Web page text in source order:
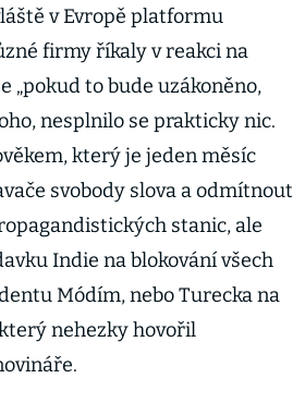
v Evropě platformu
firmy říkaly v reakci na
„pokud to bude uzákoněno,
nesplnilo se prakticky nic.
který je jeden měsíc
svobody slova a odmítnout
stanic, ale
Indie na blokování všech
Módím, nebo Turecka na
nehezky hovořil